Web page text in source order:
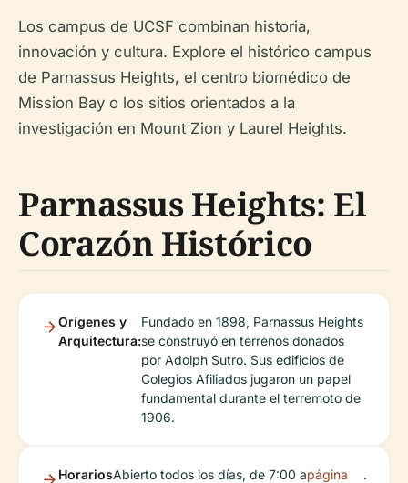
Los campus de UCSF combinan historia,
innovación y cultura. Explore el histórico campus
de Parnassus Heights, el centro biomédico de
Mission Bay o los sitios orientados a la
investigación en Mount Zion y Laurel Heights.
Parnassus Heights: El
Corazón Histórico
Orígenes y
Arquitectura:
Fundado en 1898, Parnassus Heights
se construyó en terrenos donados
por Adolph Sutro. Sus edificios de
Colegios Afiliados jugaron un papel
fundamental durante el terremoto de
1906.
HorariosAbierto todos los días, de 7:00 apágina
.